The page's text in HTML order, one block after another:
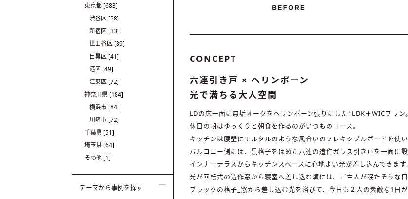
CONCEPT
六連引き戸 × ヘリンボーン
光で満ちる大人空間
LDの床一面に無垢オークをヘリンボーン張りにした1LDK＋WICプラン。
休日の朝はゆっくりと朝食を作るのがいつものコース。
キッチンは腰壁にモルタルのような風合いのフレキシブルボードを使
バルコニー側には、黒格子をはめた六連の造作ガラス引き戸を一面に
インナーテラスからキッチンスペースに心地よい光が差し込んできます。
光が回転式の造作窓から寝室へ差し込む頃には、ご主人が眠たそうな
ブラックの格子_窓から差し込む光を浴びて、今日も２人の素敵な1日が
東京都 [683]
渋谷区 [58]
新宿区 [33]
世田谷区 [89]
目黒区 [41]
港区 [49]
江東区 [72]
神奈川県 [184]
横浜市 [84]
川崎市 [72]
千葉県 [51]
埼玉県 [64]
その他 [1]
テーマから事例を探す